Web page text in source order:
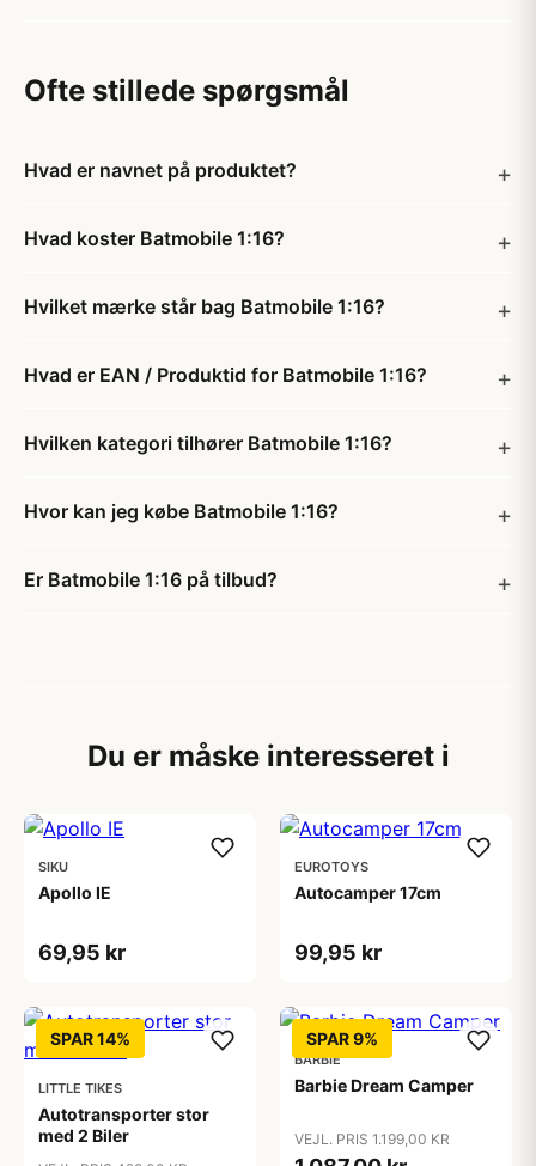
Ofte stillede spørgsmål
Hvad er navnet på produktet?
Hvad koster Batmobile 1:16?
Hvilket mærke står bag Batmobile 1:16?
Hvad er EAN / Produktid for Batmobile 1:16?
Hvilken kategori tilhører Batmobile 1:16?
Hvor kan jeg købe Batmobile 1:16?
Er Batmobile 1:16 på tilbud?
Du er måske interesseret i
SIKU
Apollo IE
69,95 kr
EUROTOYS
Autocamper 17cm
99,95 kr
SPAR 14%
LITTLE TIKES
Autotransporter stor
med 2 Biler
SPAR 9%
BARBIE
Barbie Dream Camper
VEJL. PRIS 1.199,00 KR